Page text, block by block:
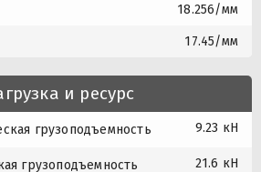
18.256/мм
17.45/мм
и ресурс
грузоподъемность 9.23 кН
грузоподъемность 21.6 кН